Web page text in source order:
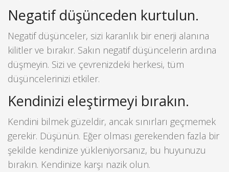
Negatif düşünceden kurtulun.
Negatif düşünceler, sizi karanlık bir enerji alanına
kilitler ve bırakır. Sakın negatif düşüncelerin ardına
düşmeyin. Sizi ve çevrenizdeki herkesi, tüm
düşüncelerinizi etkiler.
Kendinizi eleştirmeyi bırakın.
Kendini bilmek güzeldir, ancak sınırları geçmemek
gerekir. Düşünün. Eğer olması gerekenden fazla bir
şekilde kendinize yükleniyorsanız, bu huyunuzu
bırakın. Kendinize karşı nazik olun.